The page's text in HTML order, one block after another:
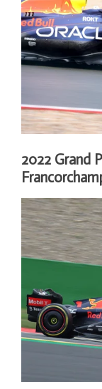
2022 Grand